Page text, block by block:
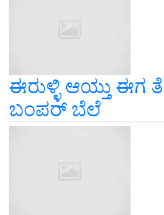
ಈರುಳ್ಳಿ ಆಯ್ತು ಈಗ
ಬಂಪರ್ ಬೆಲೆ